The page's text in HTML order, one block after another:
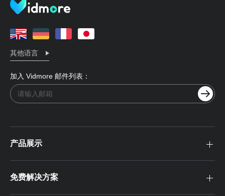
其他语言
加入 Vidmore 邮件列表：
产品展示
免费解决方案